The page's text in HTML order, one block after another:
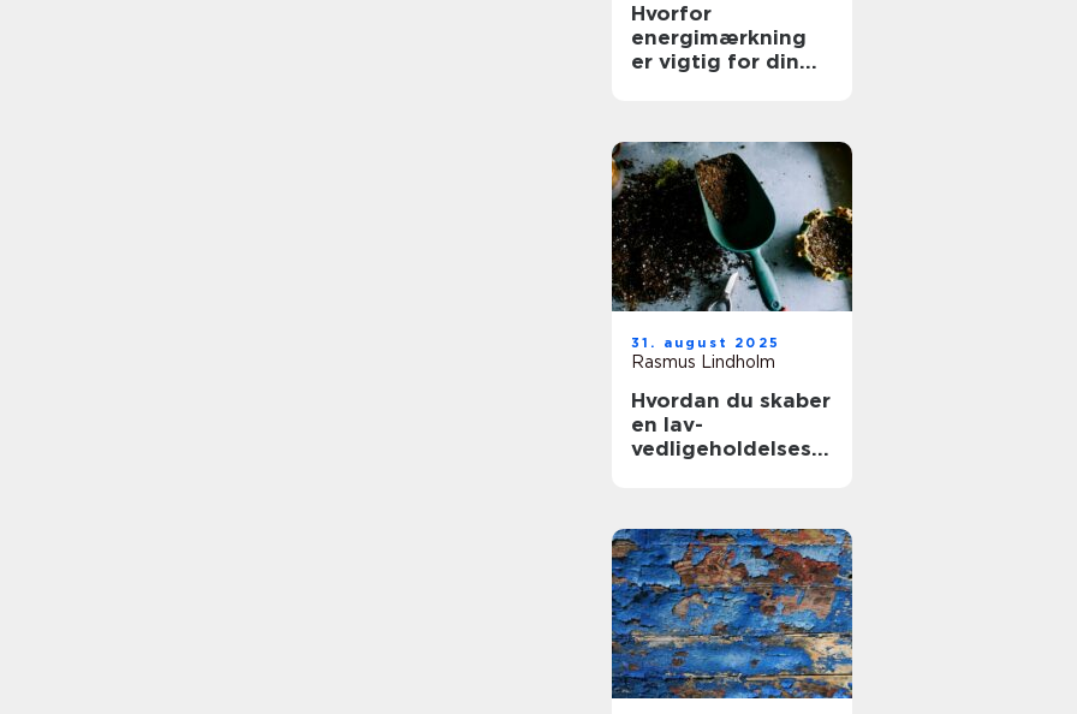
Hvorfor
energimærkning
er vigtig for din
31. august 2025
Rasmus Lindholm
Hvordan du skaber
en lav-
vedligeholdelses